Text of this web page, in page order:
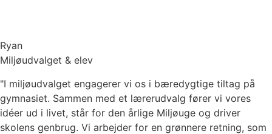
Ryan
Miljøudvalget & elev
"I miljøudvalget engagerer vi os i bæredygtige tiltag på
gymnasiet. Sammen med et lærerudvalg fører vi vores
idéer ud i livet, står for den årlige Miljøuge og driver
skolens genbrug. Vi arbejder for en grønnere retning, som